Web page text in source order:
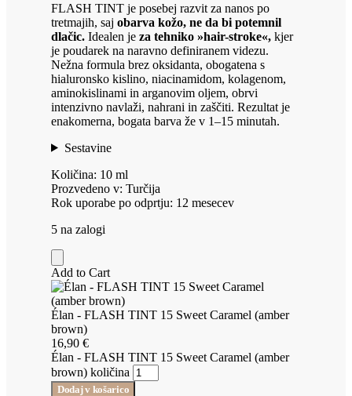
FLASH TINT je posebej razvit za nanos po
tretmajih, saj obarva kožo, ne da bi potemnil
dlačic. Idealen je za tehniko »hair-stroke«, kjer
je poudarek na naravno definiranem videzu.
Nežna formula brez oksidanta, obogatena s
hialuronsko kislino, niacinamidom, kolagenom,
aminokislinami in arganovim oljem, obrvi
intenzivno navlaži, nahrani in zaščiti. Rezultat je
enakomerna, bogata barva že v 1–15 minutah.
Sestavine
Količina: 10 ml
Prozvedeno v: Turčija
Rok uporabe po odprtju: 12 mesecev
5 na zalogi
Add to Cart
Élan - FLASH TINT 15 Sweet Caramel (amber
brown)
16,90 €
Élan - FLASH TINT 15 Sweet Caramel (amber
brown) količina
Dodaj v košarico